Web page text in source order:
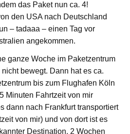
das Paket nun ca. 4!
den USA nach Deutschland
– tadaaa – einen Tag vor
angekommen.
ganze Woche im Paketzentrum
bewegt. Dann hat es ca.
bis zum Flughafen Köln
Minuten Fahrtzeit von mir
dann nach Frankfurt transportiert
von mir) und von dort ist es
Destination. 2 Wochen